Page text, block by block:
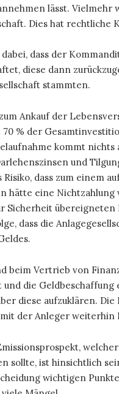
lässt.
Dies hat rechtliche
dass der
diese dann
stammten.
Ankauf der
% der
kommt
und
Risiko, dass zum einem
hätte eine
Sicherheit
dass die
beim Vertrieb von
die
diese aufzuklären.
der Anleger weiterhin
sollte, ist hinsichtlich
wichtigen